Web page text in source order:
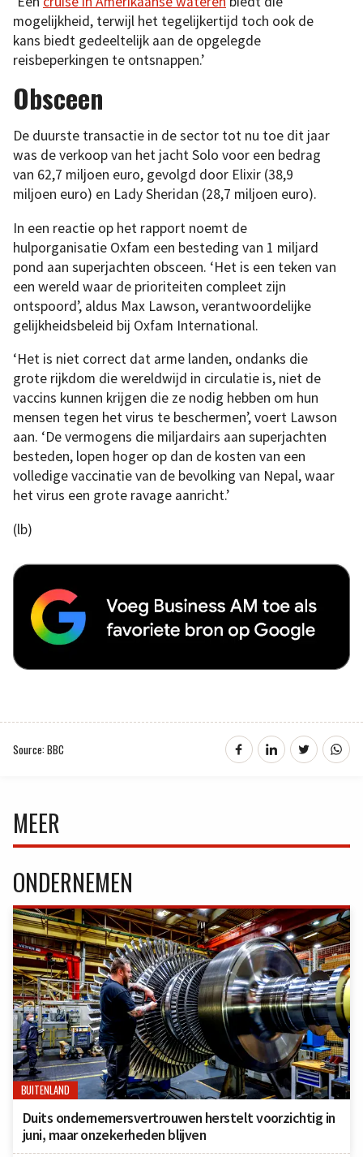
mogelijkheid, terwijl het tegelijkertijd toch ook de
kans biedt gedeeltelijk aan de opgelegde
reisbeperkingen te ontsnappen.’
Obsceen
De duurste transactie in de sector tot nu toe dit jaar
was de verkoop van het jacht Solo voor een bedrag
van 62,7 miljoen euro, gevolgd door Elixir (38,9
miljoen euro) en Lady Sheridan (28,7 miljoen euro).
In een reactie op het rapport noemt de
hulporganisatie Oxfam een besteding van 1 miljard
pond aan superjachten obsceen. ‘Het is een teken van
een wereld waar de prioriteiten compleet zijn
ontspoord’, aldus Max Lawson, verantwoordelijke
gelijkheidsbeleid bij Oxfam International.
‘Het is niet correct dat arme landen, ondanks die
grote rijkdom die wereldwijd in circulatie is, niet de
vaccins kunnen krijgen die ze nodig hebben om hun
mensen tegen het virus te beschermen’, voert Lawson
aan. ‘De vermogens die miljardairs aan superjachten
besteden, lopen hoger op dan de kosten van een
volledige vaccinatie van de bevolking van Nepal, waar
het virus een grote ravage aanricht.’
(lb)
Source: BBC
MEER
ONDERNEMEN
BUITENLAND
Duits ondernemersvertrouwen herstelt voorzichtig in
juni, maar onzekerheden blijven